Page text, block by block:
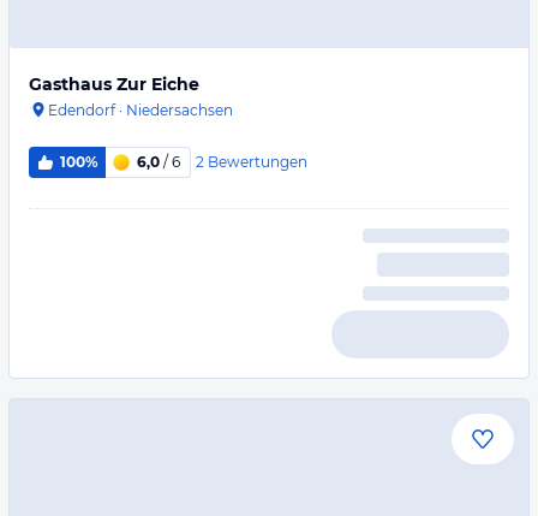
Gasthaus Zur Eiche
Edendorf· Niedersachsen
100% 6,0 / 6 2 Bewertungen